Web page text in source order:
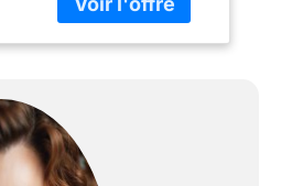
table, barbecue…)
rangés dans le
camping-car